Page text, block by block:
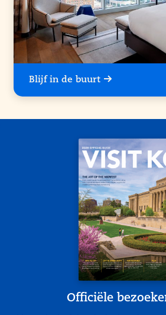
Blijf in de buurt
Officiële